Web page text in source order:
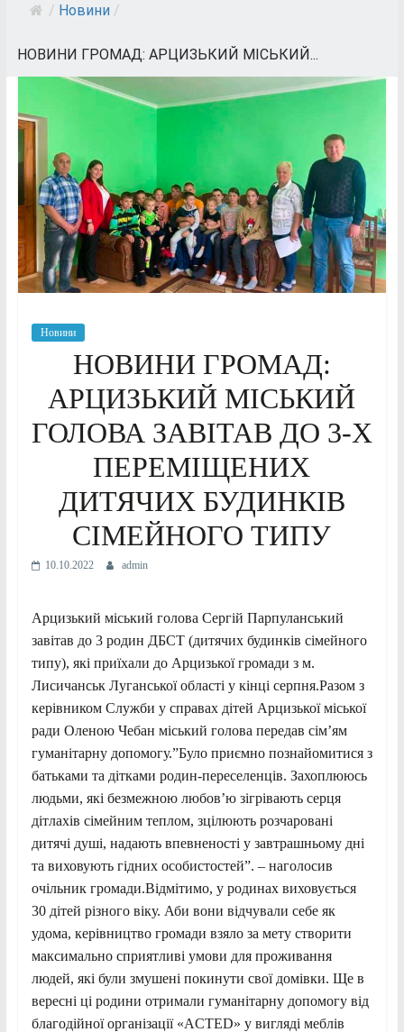
/ Новини /
НОВИНИ ГРОМАД: АРЦИЗЬКИЙ МІСЬКИЙ...
Новини
НОВИНИ ГРОМАД:
АРЦИЗЬКИЙ МІСЬКИЙ
ГОЛОВА ЗАВІТАВ ДО 3-Х
ПЕРЕМІЩЕНИХ
ДИТЯЧИХ БУДИНКІВ
СІМЕЙНОГО ТИПУ
10.10.2022 admin
Арцизький міський голова Сергій Парпуланський
завітав до 3 родин ДБСТ (дитячих будинків сімейного
типу), які приїхали до Арцизької громади з м.
Лисичанськ Луганської області у кінці серпня.Разом з
керівником Служби у справах дітей Арцизької міської
ради Оленою Чебан міський голова передав сім’ям
гуманітарну допомогу.”Було приємно познайомитися з
батьками та дітками родин-переселенців. Захоплююсь
людьми, які безмежною любов’ю зігрівають серця
дітлахів сімейним теплом, зцілюють розчаровані
дитячі душі, надають впевненості у завтрашньому дні
та виховують гідних особистостей”. – наголосив
очільник громади.Відмітимо, у родинах виховується
30 дітей різного віку. Аби вони відчували себе як
удома, керівництво громади взяло за мету створити
максимально сприятливі умови для проживання
людей, які були змушені покинути свої домівки. Ще в
вересні ці родини отримали гуманітарну допомогу від
благодійної організації «ACTED» у вигляді меблів